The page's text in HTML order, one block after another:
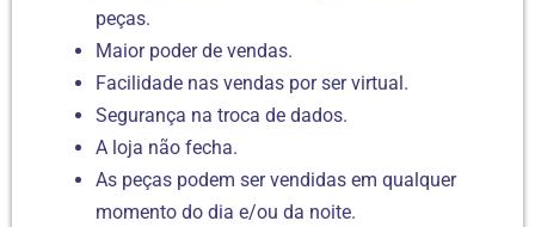
peças.
Maior poder de vendas.
Facilidade nas vendas por ser virtual.
Segurança na troca de dados.
A loja não fecha.
As peças podem ser vendidas em qualquer
momento do dia e/ou da noite.